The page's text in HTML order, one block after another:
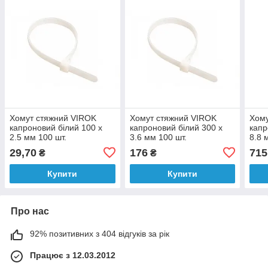
Хомут стяжний VIROK
капроновий білий 100 х
2.5 мм 100 шт.
29,70 ₴
Купити
Хомут стяжний VIROK
капроновий білий 300 х
3.6 мм 100 шт.
176₴
Купити
8.8
715
Про нас
92% позитивних з 404 відгуків за рік
Працює з 12.03.2012